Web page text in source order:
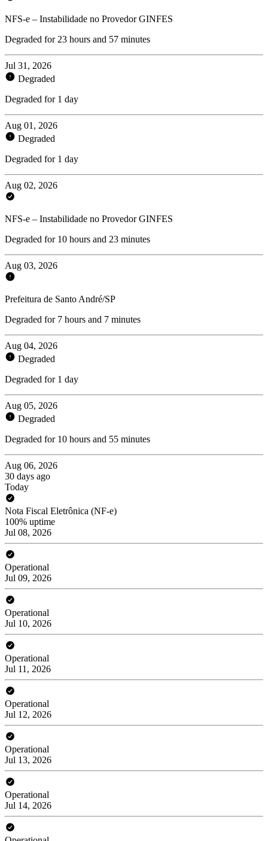
NFS-e – Instabilidade no Provedor GINFES
Degraded for 23 hours and 57 minutes
Jul 31, 2026
Degraded
Degraded for 1 day
Aug 01, 2026
Degraded
Degraded for 1 day
Aug 02, 2026
NFS-e – Instabilidade no Provedor GINFES
Degraded for 10 hours and 23 minutes
Aug 03, 2026
Prefeitura de Santo André/SP
Degraded for 7 hours and 7 minutes
Aug 04, 2026
Degraded
Degraded for 1 day
Aug 05, 2026
Degraded
Degraded for 10 hours and 55 minutes
Aug 06, 2026
30 days ago
Today
Nota Fiscal Eletrônica (NF-e)
100% uptime
Jul 08, 2026
Operational
Jul 09, 2026
Operational
Jul 10, 2026
Operational
Jul 11, 2026
Operational
Jul 12, 2026
Operational
Jul 13, 2026
Operational
Jul 14, 2026